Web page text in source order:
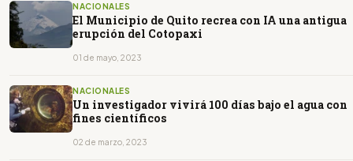
NACIONALES
El Municipio de Quito recrea con IA una antigua
erupción del Cotopaxi
01 de mayo, 2023
NACIONALES
Un investigador vivirá 100 días bajo el agua con
fines científicos
02 de marzo, 2023